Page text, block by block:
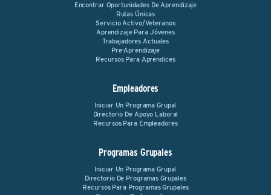
Encontrar Oportunidades De Aprendizaje
Rutas Únicas
Servicio Activo/Veteranos
Aprendizaje Para Jóvenes
Trabajadores Actuales
Pre-Aprendizaje
Recursos Para Aprendices
Empleadores
Iniciar Un Programa Grupal
Directorio De Apoyo Laboral
Recursos Para Empleadores
Programas Grupales
Iniciar Un Programa Grupal
Directorio De Programas Grupales
Recursos Para Programas Grupales